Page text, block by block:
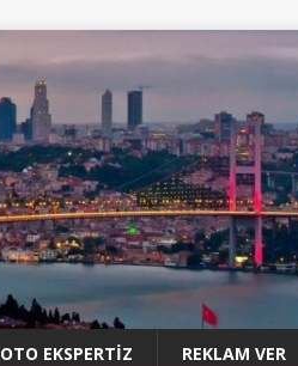
OTO EKSPERTIZ REKLAM VER